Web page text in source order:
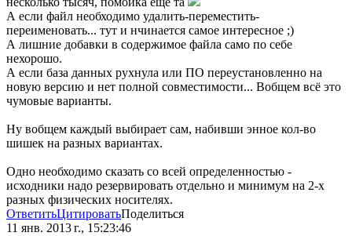
А если файл необходимо удалить-переместить-
переименовать... тут и нчинается самое интересное ;)
А лишние добавки в содержимое файла само по себе
нехорошо.
А если база данных рухнула или ПО переустановленно на
новую версию и нет полной совместимости... Вобщем всё это
чумовые варианты.
Ну вобщем каждый выбирает сам, набивши энное кол-во
шишек на разных вариантах.
Одно необходимо сказать со всей определенностью -
исходники надо резервировать отдельно и минимум на 2-х
разных физических носителях.
ОтветитьЦитироватьПоделиться
11 янв. 2013 г., 15:23:46